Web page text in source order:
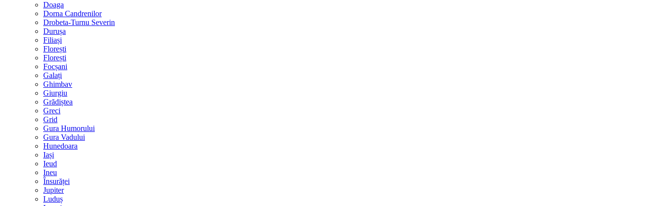
Doaga
Dorna Candrenilor
Drobeta-Turnu Severin
Durușa
Filiași
Florești
Florești
Focșani
Galați
Ghimbav
Giurgiu
Grădiștea
Greci
Grid
Gura Humorului
Gura Vadului
Hunedoara
Iași
Ieud
Ineu
Însurăței
Jupiter
Luduș